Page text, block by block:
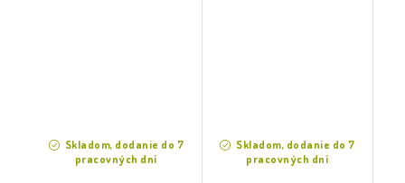
Skladom, dodanie do 7
pracovných dní
Skladom, dodanie do 7
pracovných dní